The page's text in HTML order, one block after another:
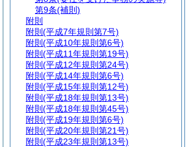
第9条(補則)
附則
附則 (平成7年規則第7号)
附則 (平成10年規則第6号)
附則 (平成11年規則第19号)
附則 (平成12年規則第24号)
附則 (平成14年規則第6号)
附則 (平成15年規則第12号)
附則 (平成18年規則第13号)
附則 (平成18年規則第45号)
附則 (平成19年規則第6号)
附則 (平成20年規則第21号)
附則 (平成23年規則第13号)